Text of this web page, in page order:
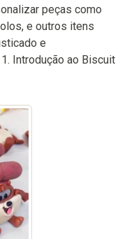
peças como
e outros itens
e
Introdução ao Biscuit